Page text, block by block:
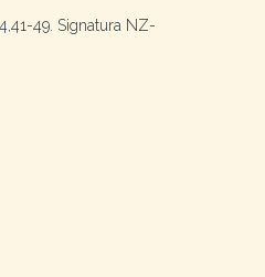
49. Signatura NZ-